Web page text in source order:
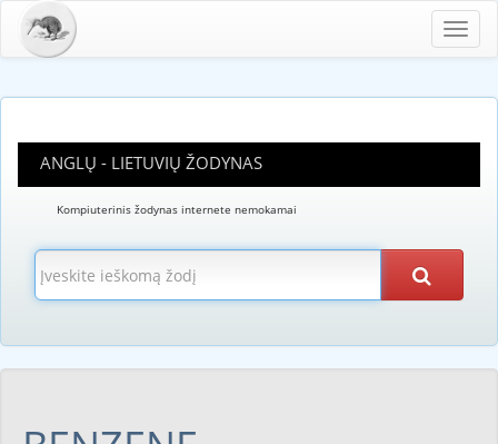
ANGLŲ - LIETUVIŲ ŽODYNAS
Kompiuterinis žodynas internete nemokamai